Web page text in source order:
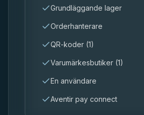
Grundläggande lager
Orderhanterare
QR-koder (1)
Varumärkesbutiker (1)
En användare
Aventir pay connect